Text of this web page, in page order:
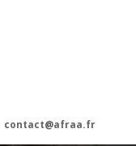
contact@afraa.fr